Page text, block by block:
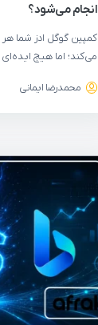
انجام می‌شود؟
کمپین گوگل ادز شما
می‌کند؛ اما هیچ
محمدرضا ایمانی